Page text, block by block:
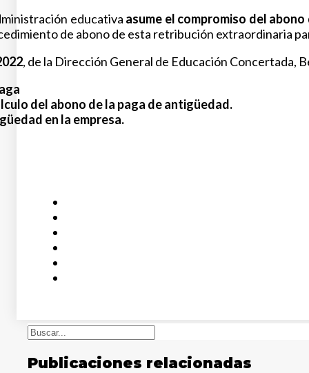
educativa asume el compromiso del
de abono de esta retribución extraordinaria
, de la Dirección General de Educación Concertada,
del abono de la paga de antigüedad.
en la empresa.
Buscar
Publicaciones relacionadas